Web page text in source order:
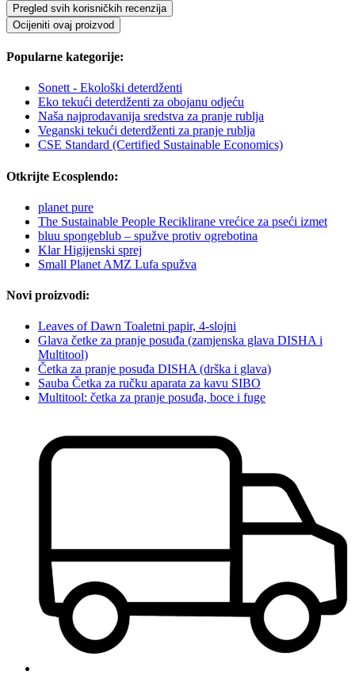
Pregled svih korisničkih recenzija
Ocijeniti ovaj proizvod
Popularne kategorije:
Sonett - Ekološki deterdženti
Eko tekući deterdženti za obojanu odjeću
Naša najprodavanija sredstva za pranje rublja
Veganski tekući deterdženti za pranje rublja
CSE Standard (Certified Sustainable Economics)
Otkrijte Ecosplendo:
planet pure
The Sustainable People Reciklirane vrećice za pseći izmet
bluu spongeblub – spužve protiv ogrebotina
Klar Higijenski sprej
Small Planet AMZ Lufa spužva
Novi proizvodi:
Leaves of Dawn Toaletni papir, 4-slojni
Glava četke za pranje posuđa (zamjenska glava DISHA i
Multitool)
Četka za pranje posuđa DISHA (drška i glava)
Sauba Četka za ručku aparata za kavu SIBO
Multitool: četka za pranje posuđa, boce i fuge